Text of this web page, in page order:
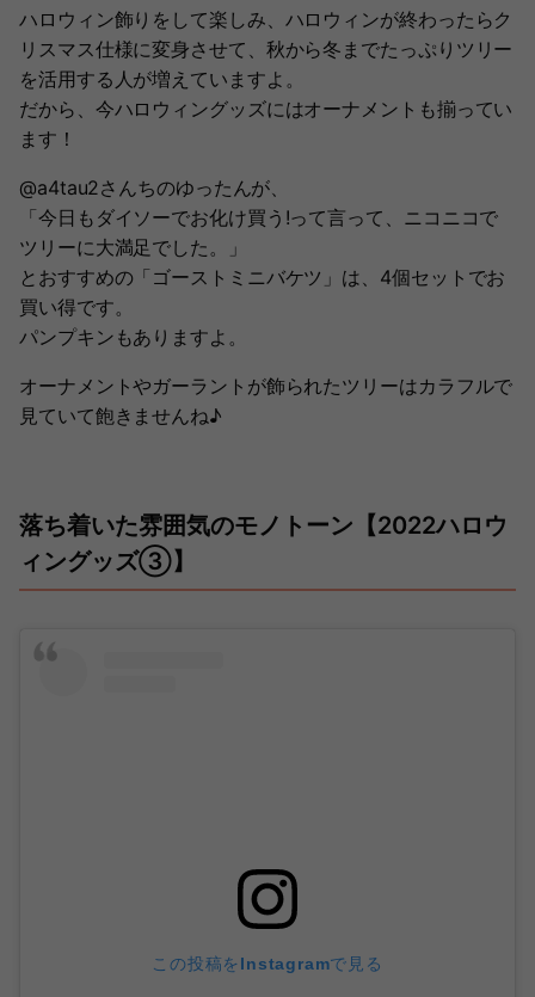
ハロウィン飾りをして楽しみ、ハロウィンが終わったらク
リスマス仕様に変身させて、秋から冬までたっぷりツリー
を活用する人が増えていますよ。
だから、今ハロウィングッズにはオーナメントも揃ってい
ます！
@a4tau2さんちのゆったんが、
「今日もダイソーでお化け買う!って言って、ニコニコで
ツリーに大満足でした。」
とおすすめの「ゴーストミニバケツ」は、4個セットでお
買い得です。
パンプキンもありますよ。
オーナメントやガーラントが飾られたツリーはカラフルで
見ていて飽きませんね♪
落ち着いた雰囲気のモノトーン【2022ハロウ
ィングッズ③】
この投稿をInstagramで見る